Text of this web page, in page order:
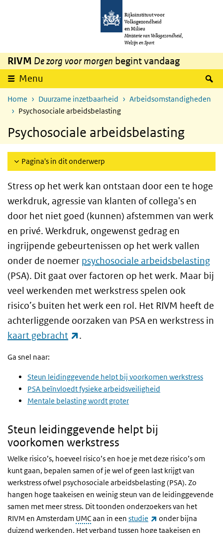
Overslaan en naar de inhoud gaan
Rijksinstituut voor
Volksgezondheid
en Milieu
Ministerie van Volksgezondheid,
Welzijn en Sport
RIVM De zorg voor morgen begint vandaag
Menu
Home Duurzame inzetbaarheid
Arbeidsomstandigheden
Psychosociale arbeidsbelasting
Psychosociale arbeidsbelasting
Pagina's in dit onderwerp
Stress op het werk kan ontstaan door een te hoge
werkdruk, agressie van klanten of collega's en
door het niet goed (kunnen) afstemmen van werk
en privé. Werkdruk, ongewenst gedrag en
ingrijpende gebeurtenissen op het werk vallen
onder de noemer psychosociale arbeidsbelasting
(PSA). Dit gaat over factoren op het werk. Maar bij
veel werkenden met werkstress spelen ook
risico’s buiten het werk een rol. Het RIVM heeft de
achterliggende oorzaken van PSA en werkstress in
kaart gebracht
(externe link)
.
Ga snel naar:
Steun leidinggevende helpt bij voorkomen werkstress
PSA beïnvloedt fysieke arbeidsveiligheid
Mentale belasting wordt groter
Steun leidinggevende helpt bij
voorkomen werkstress
Welke risico’s, hoeveel risico’s en hoe je met deze risico’s om
kunt gaan, bepalen samen of je wel of geen last krijgt van
werkstress ofwel psychosociale arbeidsbelasting (PSA). Zo
hangen hoge taakeisen en weinig steun van de leidinggevende
samen met meer stress. Dit toonden onderzoekers van het
RIVM en Amsterdam UMCaan in een studie (externe link)
onder bijna
duizend werkenden. Het verband tussen hoge taakeisen en